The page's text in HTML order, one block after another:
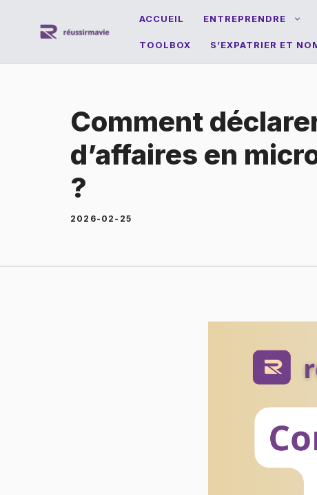
ACCUEIL ENTREPRENDRE
TOOLBOX S’EXPATRIER ET
Comment
d’affaires en
?
2026-02-25